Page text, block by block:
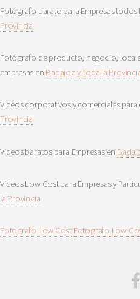
Fotógrafo barato para Empresas todos
Provincia
Fotógrafo de producto, negocio,
empresas en Badajoz y Toda la
Videos corporativos y comerciales para
Provincia
Videos baratos para Empresas en
Videos Low Cost para Empresas y
la Provincia
Fotografo Low Cost Fotografo Low